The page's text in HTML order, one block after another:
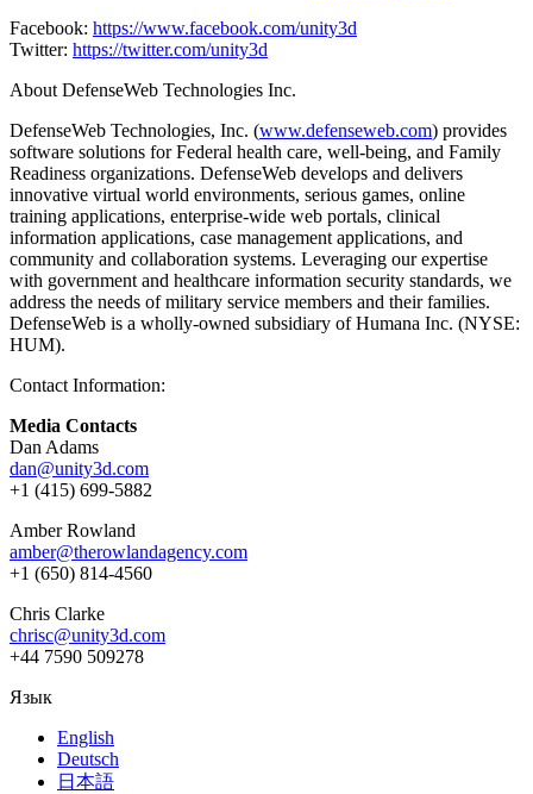
Facebook: https://www.facebook.com/unity3d
Twitter: https://twitter.com/unity3d
About DefenseWeb Technologies Inc.
DefenseWeb Technologies, Inc. (www.defenseweb.com) provides
software solutions for Federal health care, well-being, and Family
Readiness organizations. DefenseWeb develops and delivers
innovative virtual world environments, serious games, online
training applications, enterprise-wide web portals, clinical
information applications, case management applications, and
community and collaboration systems. Leveraging our expertise
with government and healthcare information security standards, we
address the needs of military service members and their families.
DefenseWeb is a wholly-owned subsidiary of Humana Inc. (NYSE:
HUM).
Contact Information:
Media Contacts
Dan Adams
dan@unity3d.com
+1 (415) 699-5882
Amber Rowland
amber@therowlandagency.com
+1 (650) 814-4560
Chris Clarke
chrisc@unity3d.com
+44 7590 509278
Язык
English
Deutsch
日本語